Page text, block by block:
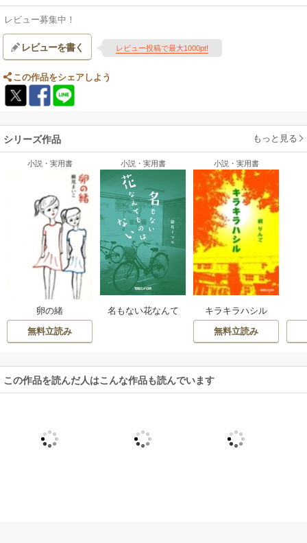
レビュー募集中！
レビューを書く レビュー投稿で最大1000pt!
この作品をシェアしよう
シリーズ作品 もっと見る
小説・実用書
卵の緒
無料立読み
小説・実用書
名もない花なんて
小説・実用書
キラキラハシル
無料立読み
この作品を読んだ人はこんな作品も読んでいます